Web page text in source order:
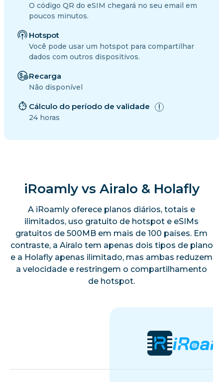
O código QR do eSIM chegará no seu email em
poucos minutos.
Hotspot
Você pode usar um hotspot para compartilhar
dados com outros dispositivos.
Recarga
Não disponível
Cálculo do período de validade
24 horas
iRoamly vs Airalo & Holafly
A iRoamly oferece planos diários, totais e
ilimitados, uso gratuito de hotspot e eSIMs
gratuitos de 500MB em mais de 100 países. Em
contraste, a Airalo tem apenas dois tipos de plano
e a Holafly apenas ilimitado, mas ambas reduzem
a velocidade e restringem o compartilhamento
de hotspot.